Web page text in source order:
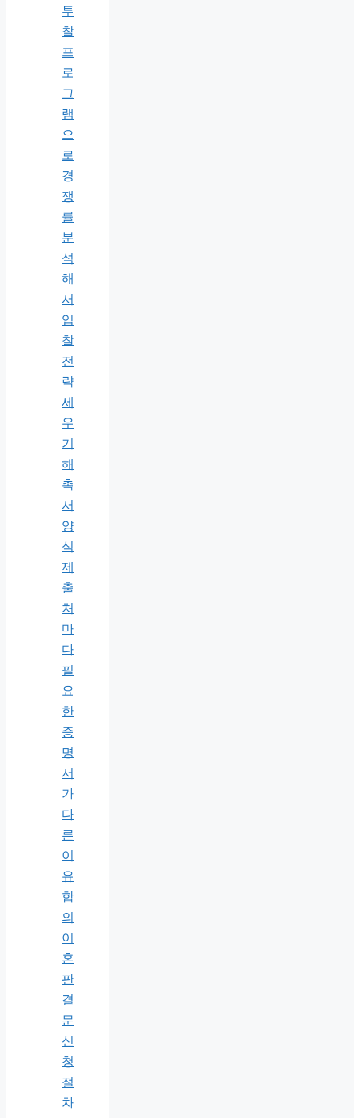
투
찰
프
로
그
램
으
로
경
쟁
률
분
석
해
서
입
찰
전
략
세
우
기
해
촉
서
양
식
제
출
처
마
다
필
요
한
증
명
서
가
다
른
이
유
합
의
이
혼
판
결
문
신
청
절
차